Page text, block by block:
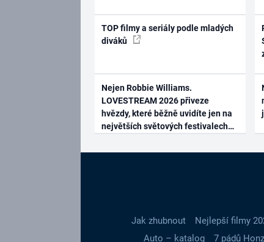
TOP filmy a seriály podle mladých
diváků
Nejen Robbie Williams.
LOVESTREAM 2026 přiveze
hvězdy, které běžně uvidíte jen na
největších světových festivalech
Jak zhubnout Nejlepší filmy
Auto – katalog
7 pádů